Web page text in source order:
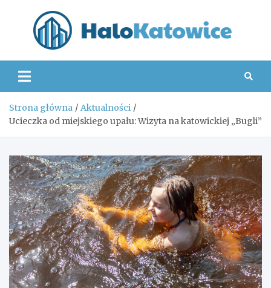
Strona główna
Aktualności
Ucieczka od miejskiego upału: Wizyta na katowickiej „Bugli”